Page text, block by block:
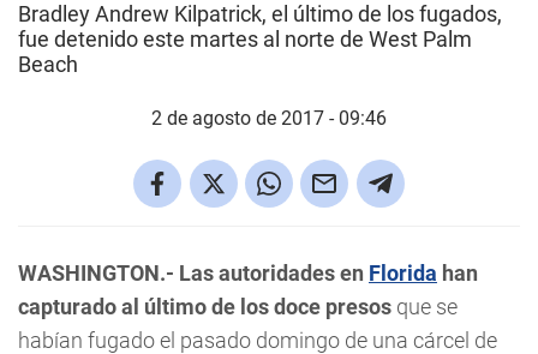
Bradley Andrew Kilpatrick, el último de los fugados,
fue detenido este martes al norte de West Palm
Beach
2 de agosto de 2017 - 09:46
WASHINGTON.- Las autoridades en Florida han
capturado al último de los doce presos que se
habían fugado el pasado domingo de una cárcel de